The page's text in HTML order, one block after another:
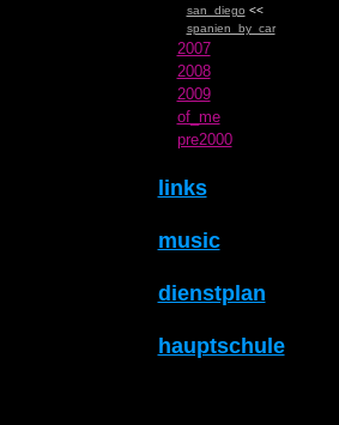
san_diego <<
spanien_by_car
2007
2008
2009
of_me
pre2000
links
music
dienstplan
hauptschule